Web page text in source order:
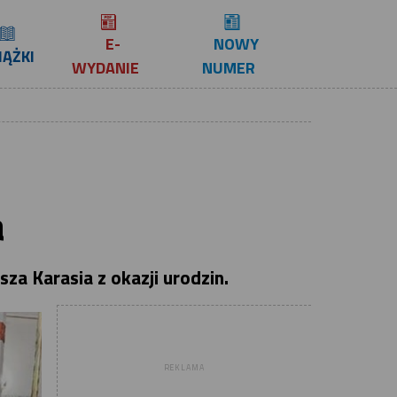
E-
WYDANIE
NOWY
NUMER
Karasia z okazji urodzin.
REKLAMA